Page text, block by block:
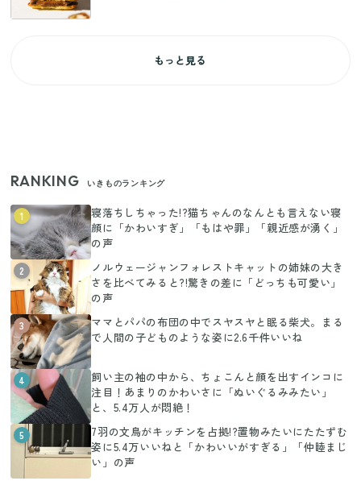
もっと見る
RANKING いきものランキング
1
寝落ちしちゃった!?猫ちゃんのなんとも言えない寝
顔に「かわいすぎ」「もはや罪」「親近感が湧く」
の声
2
ノルウェージャンフォレストキャットの姉妹の大き
さを比べてみると?!驚きの差に「どっちも可愛い」
の声
3
ママとパパの布団の中でスヤスヤと眠る柴犬。まる
で人間の子どものような姿に2.6千件いいね
4
飼い主の袖の中から、ちょこんと顔を出すインコに
注目！あまりのかわいさに「ぬいぐるみみたい」
と、5.4万人が悶絶！
5
7羽の文鳥がキッチンを占拠!?置物みたいにたたずむ
姿に5.4万いいねと「かわいいがすぎる」「仲睦まじ
い」の声